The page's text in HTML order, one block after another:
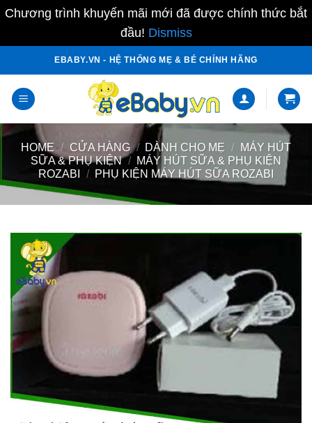
Chương trình khuyến mãi mới đã được chính thức bắt
đầu! Dismiss
content
EBABY.VN - HỆ THỐNG MẸ & BÉ CHÍNH HÃNG
HOME / CỬA HÀNG / DÀNH CHO MẸ /
MÁY HÚT
SỮA & PHỤ KIỆN /
MÁY HÚT SỮA & PHỤ KIỆN
ROZABI
/ PHỤ KIỆN MÁY HÚT SỮA ROZABI